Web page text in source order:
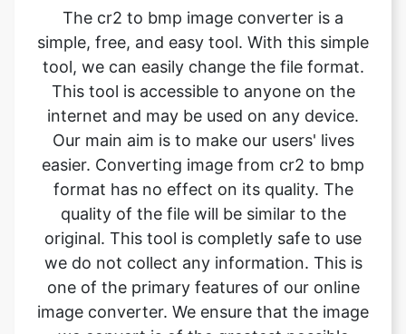
This tool is accessible to anyone on the
internet and may be used on any device.
Our main aim is to make our users' lives
easier. Converting image from cr2 to bmp
format has no effect on its quality. The
quality of the file will be similar to the
original. This tool is completly safe to use
we do not collect any information. This is
one of the primary features of our online
image converter. We ensure that the image
we convert is of the greatest possible
quality.